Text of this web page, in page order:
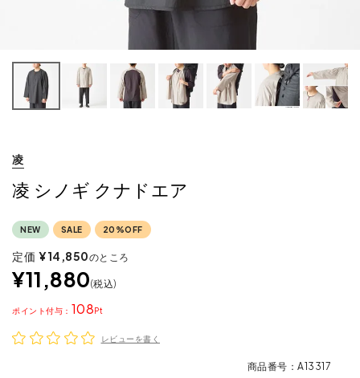
凌
凌 シノギ クナドエア
NEW SALE 20%OFF
定価 ¥14,850のところ
¥11,880 税込
108
ポイント
レビューを書く
商品番号 A13317